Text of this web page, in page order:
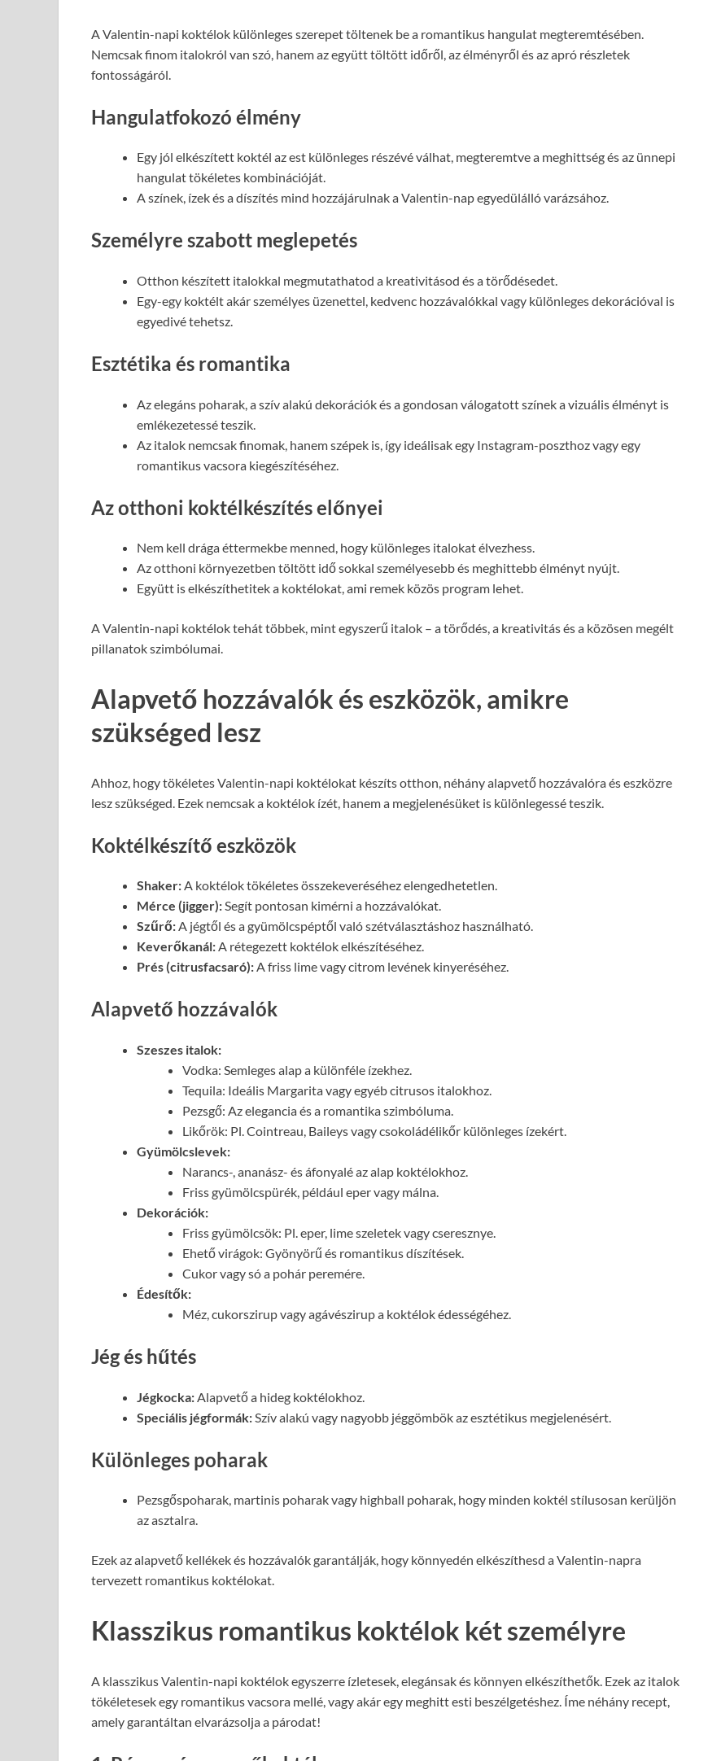
A Valentin-napi koktélok különleges szerepet töltenek be a romantikus hangulat megteremtésében.
Nemcsak finom italokról van szó, hanem az együtt töltött időről, az élményről és az apró részletek
fontosságáról.
Hangulatfokozó élmény
Egy jól elkészített koktél az est különleges részévé válhat, megteremtve a meghittség és az ünnepi
hangulat tökéletes kombinációját.
A színek, ízek és a díszítés mind hozzájárulnak a Valentin-nap egyedülálló varázsához.
Személyre szabott meglepetés
Otthon készített italokkal megmutathatod a kreativitásod és a törődésedet.
Egy-egy koktélt akár személyes üzenettel, kedvenc hozzávalókkal vagy különleges dekorációval is
egyedivé tehetsz.
Esztétika és romantika
Az elegáns poharak, a szív alakú dekorációk és a gondosan válogatott színek a vizuális élményt is
emlékezetessé teszik.
Az italok nemcsak finomak, hanem szépek is, így ideálisak egy Instagram-poszthoz vagy egy
romantikus vacsora kiegészítéséhez.
Az otthoni koktélkészítés előnyei
Nem kell drága éttermekbe menned, hogy különleges italokat élvezhess.
Az otthoni környezetben töltött idő sokkal személyesebb és meghittebb élményt nyújt.
Együtt is elkészíthetitek a koktélokat, ami remek közös program lehet.
A Valentin-napi koktélok tehát többek, mint egyszerű italok – a törődés, a kreativitás és a közösen megélt
pillanatok szimbólumai.
Alapvető hozzávalók és eszközök, amikre
szükséged lesz
Ahhoz, hogy tökéletes Valentin-napi koktélokat készíts otthon, néhány alapvető hozzávalóra és eszközre
lesz szükséged. Ezek nemcsak a koktélok ízét, hanem a megjelenésüket is különlegessé teszik.
Koktélkészítő eszközök
Shaker:A koktélok tökéletes összekeveréséhez elengedhetetlen.
Mérce (jigger):Segít pontosan kimérni a hozzávalókat.
Szűrő:A jégtől és a gyümölcspéptől való szétválasztáshoz használható.
Keverőkanál:A rétegezett koktélok elkészítéséhez.
Prés (citrusfacsaró):A friss lime vagy citrom levének kinyeréséhez.
Alapvető hozzávalók
Szeszes italok:
Vodka: Semleges alap a különféle ízekhez.
Tequila: Ideális Margarita vagy egyéb citrusos italokhoz.
Pezsgő: Az elegancia és a romantika szimbóluma.
Likőrök: Pl. Cointreau, Baileys vagy csokoládélikőr különleges ízekért.
Gyümölcslevek:
Narancs-, ananász- és áfonyalé az alap koktélokhoz.
Friss gyümölcspürék, például eper vagy málna.
Dekorációk:
Friss gyümölcsök: Pl. eper, lime szeletek vagy cseresznye.
Ehető virágok: Gyönyörű és romantikus díszítések.
Cukor vagy só a pohár peremére.
Édesítők:
Méz, cukorszirup vagy agávészirup a koktélok édességéhez.
Jég és hűtés
Jégkocka: Alapvető a hideg koktélokhoz.
Speciális jégformák: Szív alakú vagy nagyobb jéggömbök az esztétikus megjelenésért.
Különleges poharak
Pezsgőspoharak, martinis poharak vagy highball poharak, hogy minden koktél stílusosan kerüljön
az asztalra.
Ezek az alapvető kellékek és hozzávalók garantálják, hogy könnyedén elkészíthesd a Valentin-napra
tervezett romantikus koktélokat.
Klasszikus romantikus koktélok két személyre
A klasszikus Valentin-napi koktélok egyszerre ízletesek, elegánsak és könnyen elkészíthetők. Ezek az italok
tökéletesek egy romantikus vacsora mellé, vagy akár egy meghitt esti beszélgetéshez. Íme néhány recept,
amely garantáltan elvarázsolja a párodat!